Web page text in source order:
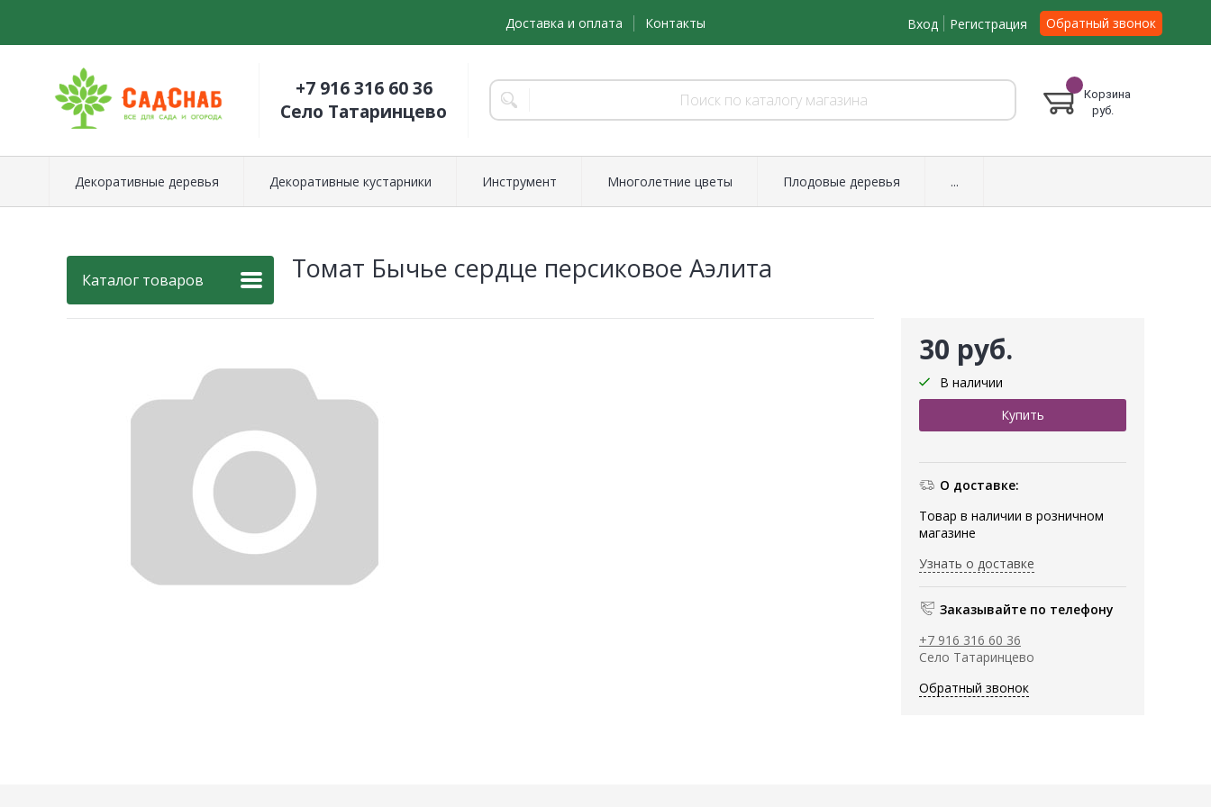
Доставка и оплата Контакты Вход Регистрация Обратный звонок
+7 916 316 60 36
Село Татаринцево
Корзина
руб.
Декоративные деревья Декоративные кустарники Инструмент Многолетние цветы Плодовые деревья ...
Каталог товаров Томат Бычье сердце персиковое Аэлита
30 руб.
В наличии
О доставке:
Товар в наличии в розничном
магазине
Узнать о доставке
Заказывайте по телефону
+7 916 316 60 36
Село Татаринцево
Обратный звонок